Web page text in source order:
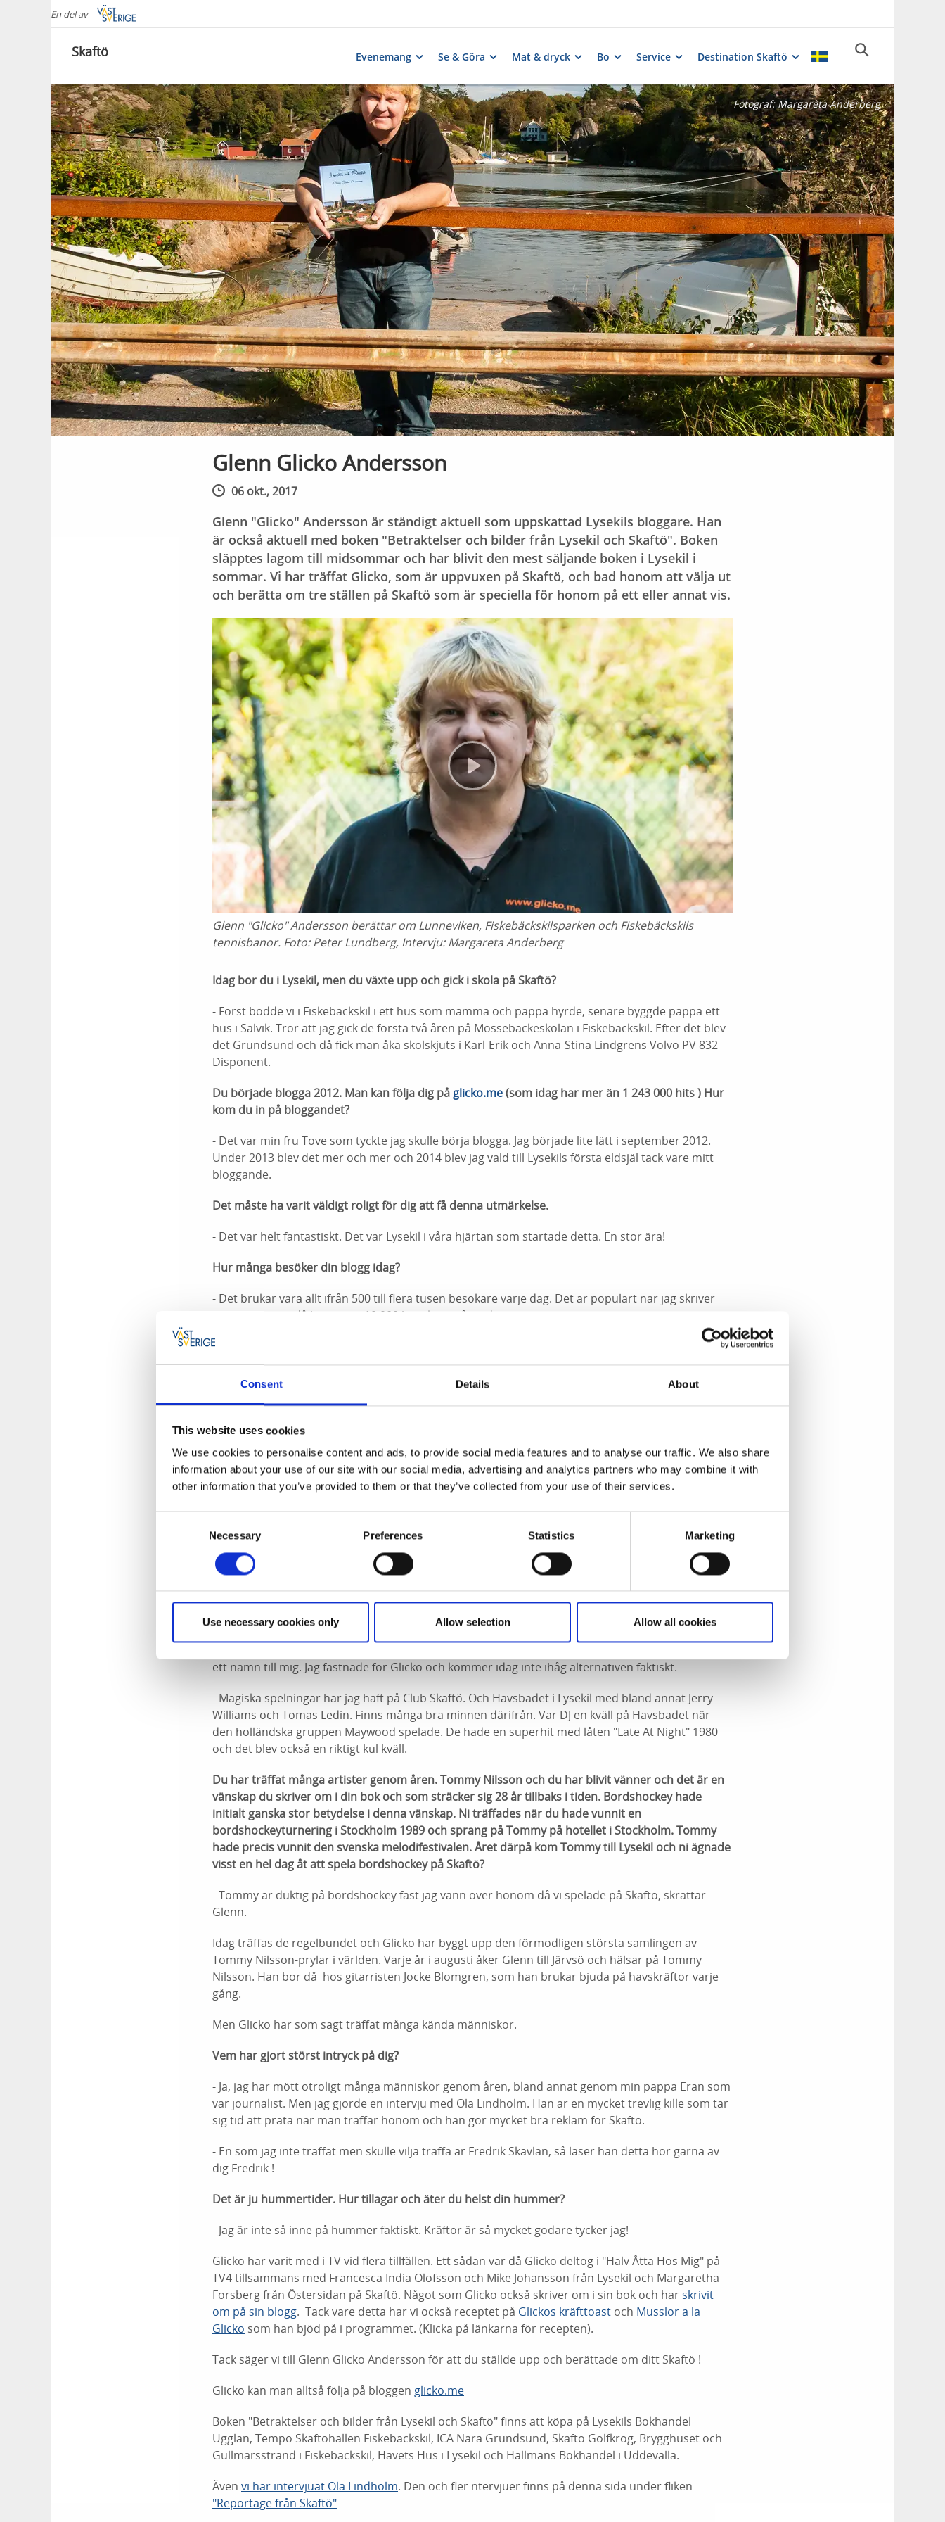
Consent Details About
This website uses cookies
We use cookies to personalise content and ads, to provide social media features and to analyse our traffic. We also share
information about your use of our site with our social media, advertising and analytics partners who may combine it with
other information that you’ve provided to them or that they’ve collected from your use of their services.
Necessary Preferences Statistics Marketing
Use necessary cookies only Allow selection Allow all cookies
En del av
Skaftö Evenemang Se & Göra Mat & dryck Bo Service Destination Skaftö
Fotograf: Margareta Anderberg
Glenn Glicko Andersson
06 okt., 2017
Glenn "Glicko" Andersson är ständigt aktuell som uppskattad Lysekils bloggare. Han
är också aktuell med boken "Betraktelser och bilder från Lysekil och Skaftö". Boken
släpptes lagom till midsommar och har blivit den mest säljande boken i Lysekil i
sommar. Vi har träffat Glicko, som är uppvuxen på Skaftö, och bad honom att välja ut
och berätta om tre ställen på Skaftö som är speciella för honom på ett eller annat vis.
Glenn "Glicko" Andersson berättar om Lunneviken, Fiskebäckskilsparken och Fiskebäckskils
tennisbanor. Foto: Peter Lundberg, Intervju: Margareta Anderberg
Idag bor du i Lysekil, men du växte upp och gick i skola på Skaftö?
- Först bodde vi i Fiskebäckskil i ett hus som mamma och pappa hyrde, senare byggde pappa ett
hus i Sälvik. Tror att jag gick de första två åren på Mossebackeskolan i Fiskebäckskil. Efter det blev
det Grundsund och då fick man åka skolskjuts i Karl-Erik och Anna-Stina Lindgrens Volvo PV 832
Disponent.
Du började blogga 2012. Man kan följa dig på glicko.me(som idag har mer än 1 243 000 hits ) Hur
kom du in på bloggandet?
- Det var min fru Tove som tyckte jag skulle börja blogga. Jag började lite lätt i september 2012.
Under 2013 blev det mer och mer och 2014 blev jag vald till Lysekils första eldsjäl tack vare mitt
bloggande.
Det måste ha varit väldigt roligt för dig att få denna utmärkelse.
- Det var helt fantastiskt. Det var Lysekil i våra hjärtan som startade detta. En stor ära!
Hur många besöker din blogg idag?
- Det brukar vara allt ifrån 500 till flera tusen besökare varje dag. Det är populärt när jag skriver
om cruisingen, då har jag ca 10 000 besökare på en dag.
- Jag har läsare från hela världen. Många svenskar som bor utomlands och som är från Lysekil
eller har någon anknytning till Lysekils kommun läser bloggen.
ju förstås roligt!
- Jag hade ett stort musikintresse när jag växte upp med Club Skaftö. Där hjälpte man till att bära
in alla artisters instrument och annat. Där fanns DJs och en gång frågade någon mig om jag ville
Du DJ-ade på Skaftö Folkets Hus i Grundsund också, inte sant? Vad var det för tider som gällde då
och vilka var de populäraste låtarna?
- Jag tror vi började vid ca 21 och så höll det på till 01. Låtarna som jag spelade då minns jag inte,
men kan tänka mig att det var ABBA och en massa härliga discolåtar ....
ett namn till mig. Jag fastnade för Glicko och kommer idag inte ihåg alternativen faktiskt.
- Magiska spelningar har jag haft på Club Skaftö. Och Havsbadet i Lysekil med bland annat Jerry
Williams och Tomas Ledin. Finns många bra minnen därifrån. Var DJ en kväll på Havsbadet när
den holländska gruppen Maywood spelade. De hade en superhit med låten "Late At Night" 1980
och det blev också en riktigt kul kväll.
Du har träffat många artister genom åren. Tommy Nilsson och du har blivit vänner och det är en
vänskap du skriver om i din bok och som sträcker sig 28 år tillbaks i tiden. Bordshockey hade
initialt ganska stor betydelse i denna vänskap. Ni träffades när du hade vunnit en
bordshockeyturnering i Stockholm 1989 och sprang på Tommy på hotellet i Stockholm. Tommy
hade precis vunnit den svenska melodifestivalen. Året därpå kom Tommy till Lysekil och ni ägnade
visst en hel dag åt att spela bordshockey på Skaftö?
- Tommy är duktig på bordshockey fast jag vann över honom då vi spelade på Skaftö, skrattar
Glenn.
Idag träffas de regelbundet och Glicko har byggt upp den förmodligen största samlingen av
Tommy Nilsson-prylar i världen. Varje år i augusti åker Glenn till Järvsö och hälsar på Tommy
Nilsson. Han bor då hos gitarristen Jocke Blomgren, som han brukar bjuda på havskräftor varje
gång.
Men Glicko har som sagt träffat många kända människor.
Vem har gjort störst intryck på dig?
- Ja, jag har mött otroligt många människor genom åren, bland annat genom min pappa Eran som
var journalist. Men jag gjorde en intervju med Ola Lindholm. Han är en mycket trevlig kille som tar
sig tid att prata när man träffar honom och han gör mycket bra reklam för Skaftö.
- En som jag inte träffat men skulle vilja träffa är Fredrik Skavlan, så läser han detta hör gärna av
dig Fredrik !
Det är ju hummertider. Hur tillagar och äter du helst din hummer?
- Jag är inte så inne på hummer faktiskt. Kräftor är så mycket godare tycker jag!
Glicko har varit med i TV vid flera tillfällen. Ett sådan var då Glicko deltog i "Halv Åtta Hos Mig" på
TV4 tillsammans med Francesca India Olofsson och Mike Johansson från Lysekil och Margaretha
Forsberg från Östersidan på Skaftö. Något som Glicko också skriver om i sin bok och har skrivit
om på sin blogg. Tack vare detta har vi också receptet på Glickos kräfttoast och Musslor a la
Glicko som han bjöd på i programmet. (Klicka på länkarna för recepten).
Tack säger vi till Glenn Glicko Andersson för att du ställde upp och berättade om ditt Skaftö !
Glicko kan man alltså följa på bloggen glicko.me
Boken "Betraktelser och bilder från Lysekil och Skaftö" finns att köpa på Lysekils Bokhandel
Ugglan, Tempo Skaftöhallen Fiskebäckskil, ICA Nära Grundsund, Skaftö Golfkrog, Brygghuset och
Gullmarsstrand i Fiskebäckskil, Havets Hus i Lysekil och Hallmans Bokhandel i Uddevalla.
Även vi har intervjuat Ola Lindholm. Den och fler ntervjuer finns på denna sida under fliken
"Reportage från Skaftö"